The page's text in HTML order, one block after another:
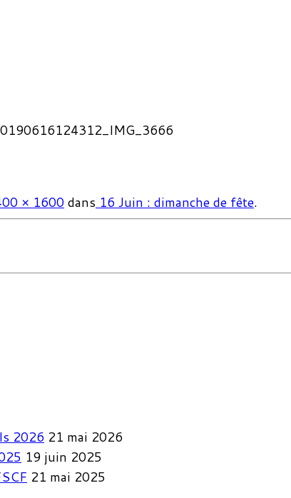
× 1600 dans 16 Juin : dimanche de fête.
2026 21 mai 2026
19 juin 2025
21 mai 2025